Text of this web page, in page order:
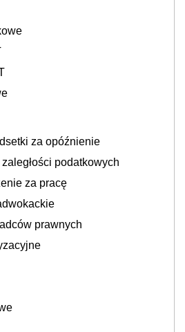
za opóźnienie
podatkowych
za pracę
prawnych